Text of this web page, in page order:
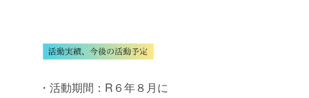
・活動期間：R６年８月に